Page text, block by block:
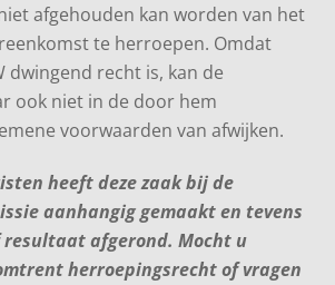
afgehouden kan worden van het
te herroepen. Omdat
dwingend recht is, kan de
ook niet in de door hem
voorwaarden van afwijken.
heeft deze zaak bij de
aanhangig gemaakt en tevens
afgerond. Mocht u
herroepingsrecht of vragen